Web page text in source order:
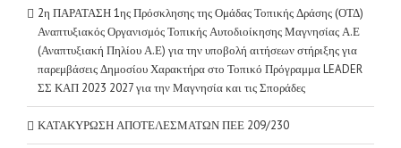
2η ΠΑΡΑΤΑΣΗ 1ης Πρόσκλησης της Ομάδας Τοπικής Δράσης (ΟΤΔ)
Αναπτυξιακός Οργανισμός Τοπικής Αυτοδιοίκησης Μαγνησίας Α.Ε
(Αναπτυξιακή Πηλίου Α.Ε) για την υποβολή αιτήσεων στήριξης για
παρεμβάσεις Δημοσίου Χαρακτήρα στο Τοπικό Πρόγραμμα LEADER
ΣΣ ΚΑΠ 2023 2027 για την Μαγνησία και τις Σποράδες
ΚΑΤΑΚΥΡΩΣΗ ΑΠΟΤΕΛΕΣΜΑΤΩΝ ΠΕΕ 209/230